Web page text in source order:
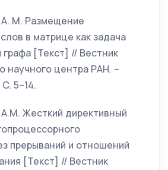
М. Размещение
в матрице как задача
графа [Текст] // Вестник
научного центра РАН. –
5–14.
Жесткий директивный
прерываний и отношений
[Текст] // Вестник